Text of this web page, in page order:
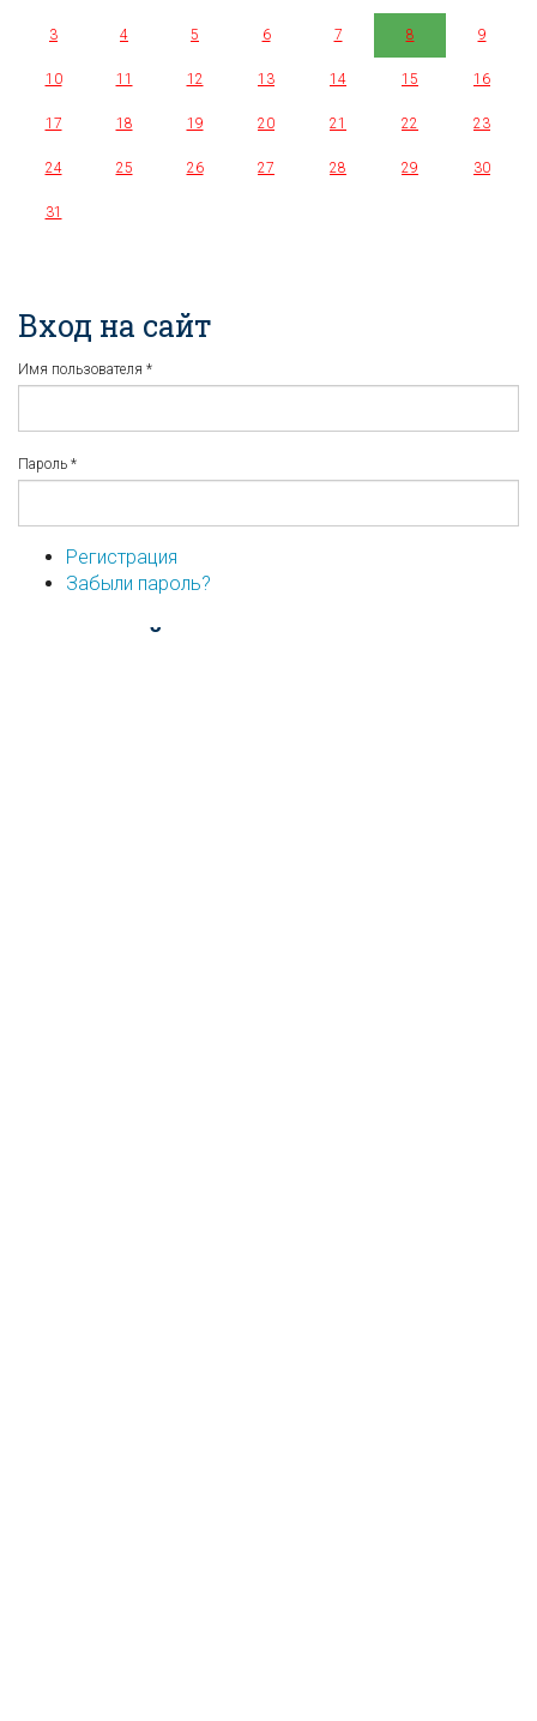
3 4 5 6 7 8 9
10 11 12 13 14 15 16
17 18 19 20 21 22 23
24 25 26 27 28 29 30
31
Вход на сайт
Имя пользователя *
Пароль *
Регистрация
Забыли пароль?
...или войдите используя